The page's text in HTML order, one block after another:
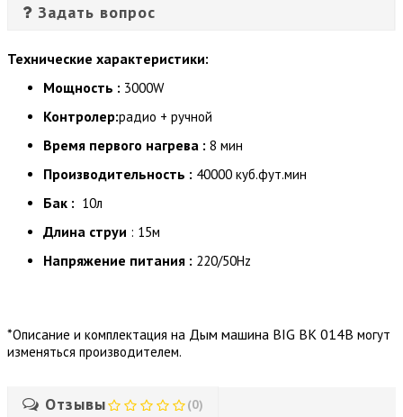
Задать вопрос
Технические характеристики:
Мощность : 3000W
Контролер:радио + ручной
Время первого нагрева : 8 мин
Производительность : 40000 куб.фут.мин
Бак : 10л
Длина струи : 15м
Напряжение питания : 220/50Hz
*Описание и комплектация на Дым машина BIG BK 014B могут
изменяться производителем.
Отзывы (0)